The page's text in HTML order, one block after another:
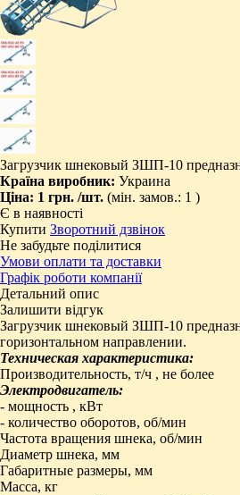
Загрузчик шнековый ЗШП-10
Країна виробник: Украина
Ціна: 1 грн. /шт. (мін. замов.: 1 )
Є в наявності
Купити Зворотний дзвінок
Не забудьте поділитися
Умови оплати та доставки
Графік роботи компанії
Детальний опис
Залишити відгук
Загрузчик шнековый ЗШП-10
горизонтальном направлении.
Техническая характеристика:
Производительность, т/ч , не более
Электродвигатель:
- мощность , кВт
- количество оборотов, об/мин
Частота вращения шнека, об/мин
Диаметр шнека, мм
Габаритные размеры, мм
Масса, кг